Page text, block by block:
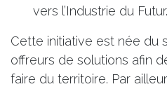
vers l’Industrie du Futur.
Cette initiative est née du
offreurs de solutions afin
faire du territoire. Par